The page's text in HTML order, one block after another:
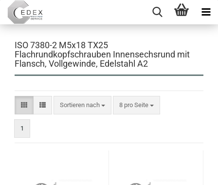
ISO 7380-2 M5x18 TX25
Flachrundkopfschrauben Innensechsrund mit
Flansch, Vollgewinde, Edelstahl A2
Sortieren nach
Sortieren nach 8 pro Seite
pro Seite
1